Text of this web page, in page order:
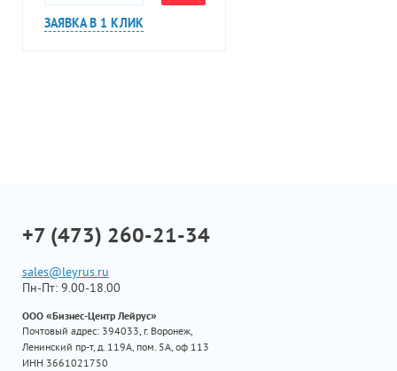
ЗАЯВКА В 1 КЛИК
+7 (473) 260-21-34
sales@leyrus.ru
Пн-Пт: 9.00-18.00
ООО «Бизнес-Центр Лейрус»
Почтовый адрес: 394033, г. Воронеж,
Ленинский пр-т, д. 119А, пом. 5А, оф 113
ИНН 3661021750